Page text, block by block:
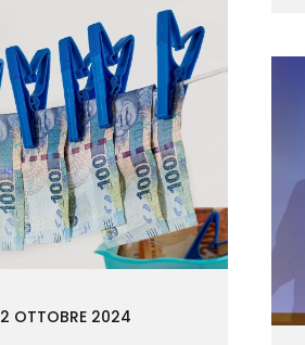
2 OTTOBRE 2024